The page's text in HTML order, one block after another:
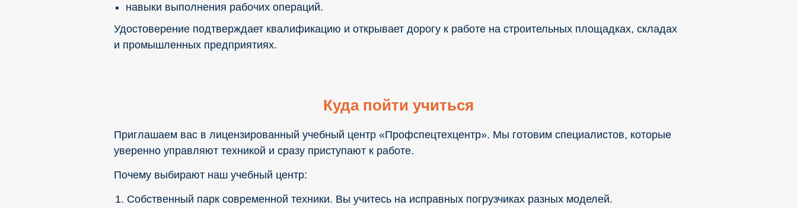
навыки выполнения рабочих операций.
Удостоверение подтверждает квалификацию и открывает дорогу к работе на строительных площадках, складах
и промышленных предприятиях.
Куда пойти учиться
Приглашаем вас в лицензированный учебный центр «Профспецтехцентр». Мы готовим специалистов, которые
уверенно управляют техникой и сразу приступают к работе.
Почему выбирают наш учебный центр:
Собственный парк современной техники. Вы учитесь на исправных погрузчиках разных моделей.